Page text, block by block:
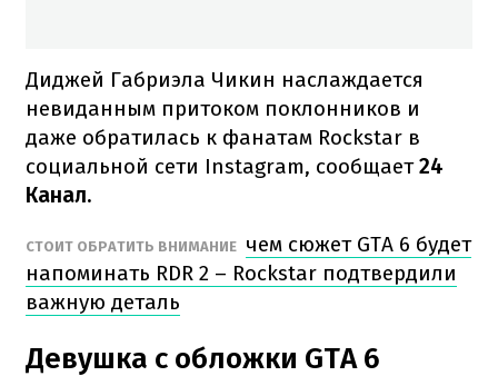
Диджей Габриэла Чикин наслаждается
невиданным притоком поклонников и
даже обратилась к фанатам Rockstar в
социальной сети Instagram, сообщает24
Канал.
СТОИТ ОБРАТИТЬ ВНИМАНИЕ чем сюжет GTA 6 будет
напоминать RDR 2 – Rockstar подтвердили
важную деталь
Девушка с обложки GTA 6